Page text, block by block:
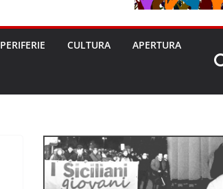
PERIFERIE CULTURA APERTURA